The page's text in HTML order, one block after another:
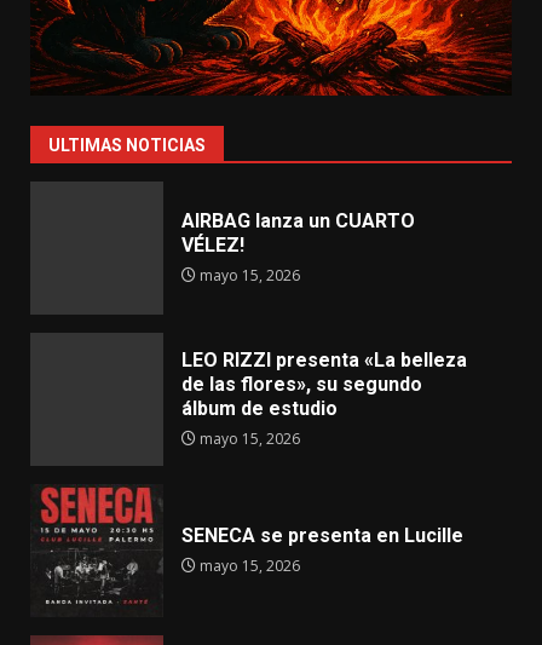
ULTIMAS NOTICIAS
AIRBAG lanza un CUARTO
VÉLEZ!
mayo 15, 2026
LEO RIZZI presenta «La belleza
de las flores», su segundo
álbum de estudio
mayo 15, 2026
SENECA se presenta en Lucille
mayo 15, 2026